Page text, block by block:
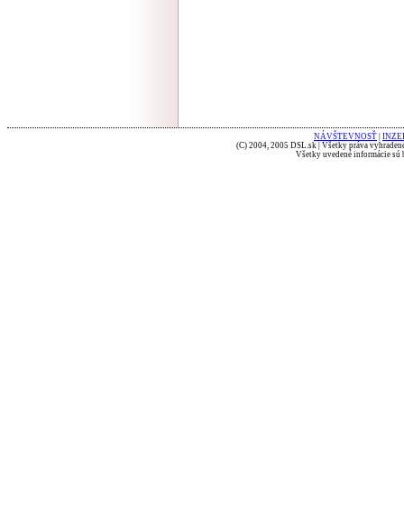
NÁVŠTEVNOSŤ
(C) 2004, 2005 DSL.sk | Všetky práva
Všetky uvedené informácie sú